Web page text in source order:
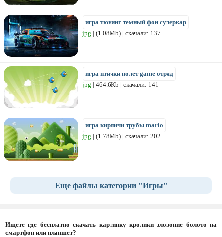
игра тюнинг темный фон суперкар
jpg | (1.08Mb) | скачали: 137
игра птички полет game отряд
jpg | 464.6Kb | скачали: 141
игра кирпичи трубы mario
jpg | (1.78Mb) | скачали: 202
Еще файлы категории "Игры"
Ищете где бесплатно скачать картинку кролики зловоние болото на
смартфон или планшет?